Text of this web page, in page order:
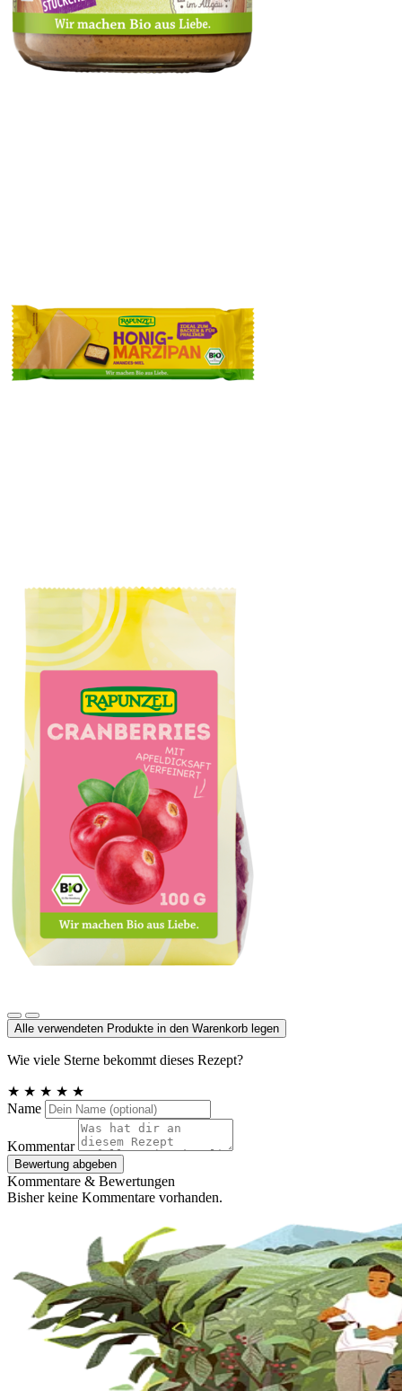
Alle verwendeten Produkte in den Warenkorb legen
Wie viele Sterne bekommt dieses Rezept?
★ ★ ★ ★ ★
Name
Kommentar
Bewertung abgeben
Kommentare & Bewertungen
Bisher keine Kommentare vorhanden.